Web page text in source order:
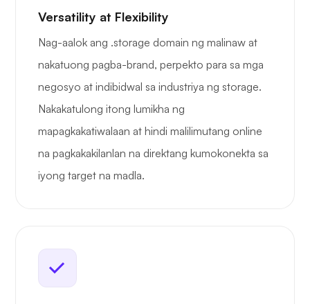
Versatility at Flexibility
Nag-aalok ang .storage domain ng malinaw at
nakatuong pagba-brand, perpekto para sa mga
negosyo at indibidwal sa industriya ng storage.
Nakakatulong itong lumikha ng
mapagkakatiwalaan at hindi malilimutang online
na pagkakakilanlan na direktang kumokonekta sa
iyong target na madla.